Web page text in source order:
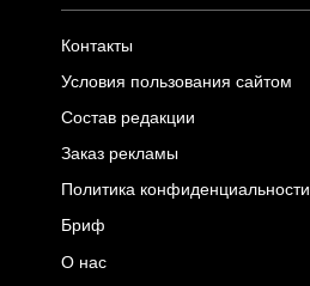
Контакты
Условия пользования сайтом
Состав редакции
Заказ рекламы
Политика конфиденциальности
Бриф
О нас